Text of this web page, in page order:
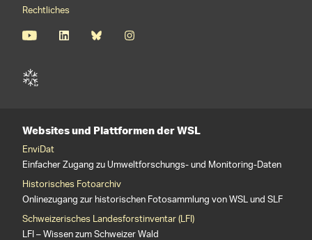
Rechtliches
Websites und Plattformen der WSL
EnviDat
Einfacher Zugang zu Umweltforschungs- und Monitoring-Daten
Historisches Fotoarchiv
Onlinezugang zur historischen Fotosammlung von WSL und SLF
Schweizerisches Landesforstinventar (LFI)
LFI – Wissen zum Schweizer Wald